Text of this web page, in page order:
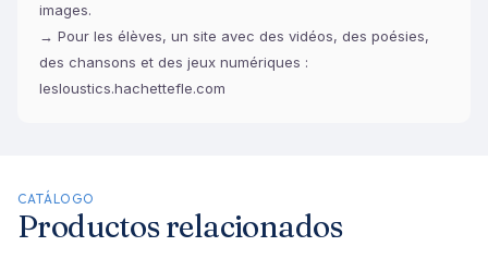
images.
→ Pour les élèves, un site avec des vidéos, des poésies,
des chansons et des jeux numériques :
lesloustics.hachettefle.com
CATÁLOGO
Productos relacionados